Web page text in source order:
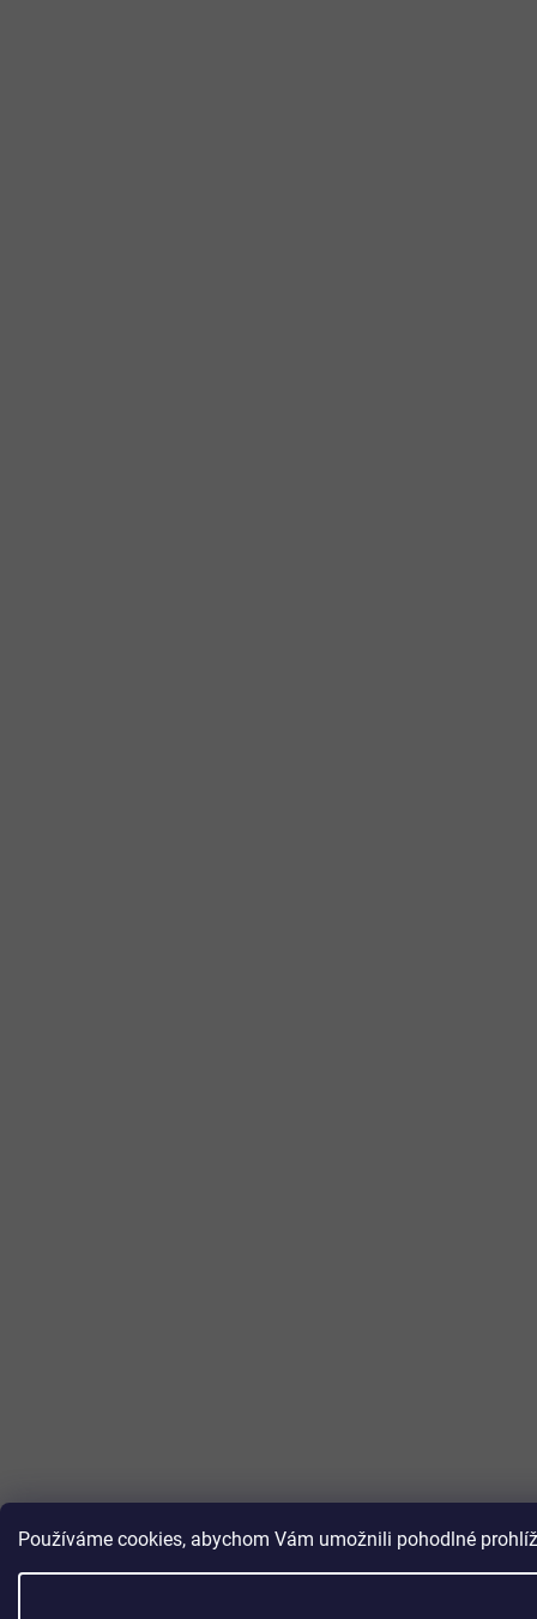
Používáme cookies, abychom Vám umožnili pohodlné